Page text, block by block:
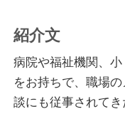
紹介文
病院や福祉機関、
をお持ちで、職場
談にも従事されて